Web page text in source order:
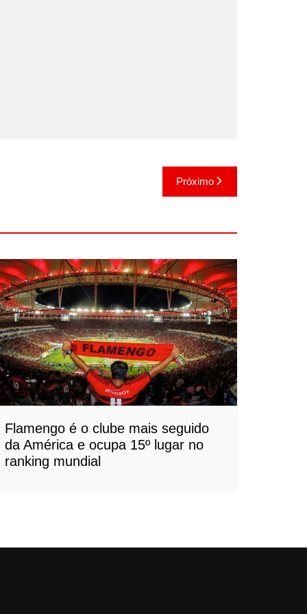
Próximo
Flamengo é o clube mais seguido
da América e ocupa 15º lugar no
ranking mundial